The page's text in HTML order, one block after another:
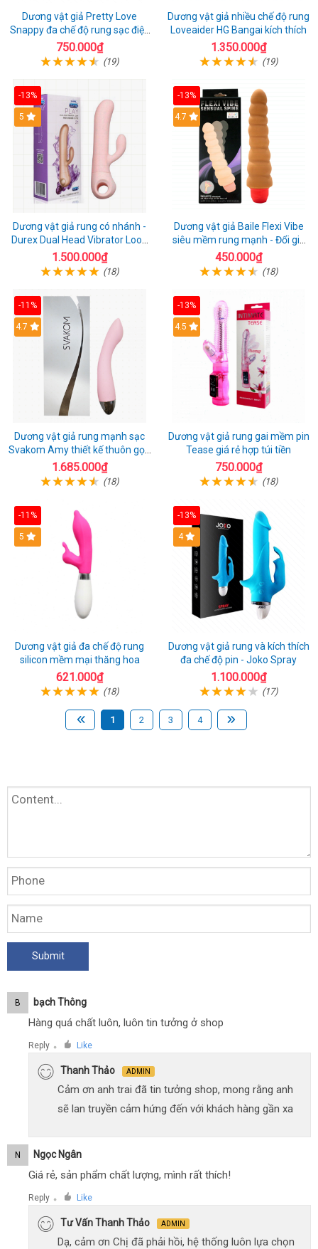
Dương vật giả Pretty Love
Snappy đa chế độ rung sạc điện
kích thích nữ
750.000₫
(19)
Dương vật giả nhiều chế độ rung
Loveaider HG Bangai kích thích
1.350.000₫
(19)
-13%
5
Dương vật giả rung có nhánh -
Durex Dual Head Vibrator Loop
21
1.500.000₫
(18)
-13%
4.7
Dương vật giả Baile Flexi Vibe
siêu mềm rung mạnh - Đổi gió
cuộc yêu mới
450.000₫
(18)
-11%
4.7
Dương vật giả rung mạnh sạc
Svakom Amy thiết kế thuôn gọn
dễ dùng
1.685.000₫
(18)
-13%
4.5
Dương vật giả rung gai mềm pin
Tease giá rẻ hợp túi tiền
750.000₫
(18)
-11%
5
Dương vật giả đa chế độ rung
silicon mềm mại thăng hoa
621.000₫
(18)
-13%
4
Dương vật giả rung và kích thích
đa chế độ pin - Joko Spray
1.100.000₫
(17)
1 2 3 4
B Bạch Thông
Hàng quá chất luôn, luôn tin tưởng ở shop
Reply ● Like
Thanh Thảo ADMIN
Cảm ơn anh trai đã tin tưởng shop, mong rằng anh
sẽ lan truyền cảm hứng đến với khách hàng gần xa
N Ngọc Ngân
Giá rẻ, sản phẩm chất lượng, mình rất thích!
Reply ● Like
Tư Vấn Thanh Thảo ADMIN
Dạ, cảm ơn Chị đã phải hồi, hệ thống luôn lựa chọn